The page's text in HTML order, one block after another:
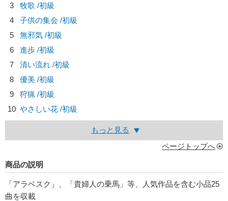
3
牧歌 /初級
4
子供の集会 /初級
5
無邪気 /初級
6
進歩 /初級
7
清い流れ /初級
8
優美 /初級
9
狩猟 /初級
10 やさしい花 /初級
もっと見る
ページトップへ
商品の説明
「アラベスク」、「貴婦人の乗馬」等、人気作品を含む小品25
曲を収載